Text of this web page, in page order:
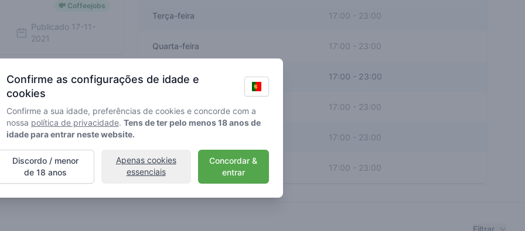
💸 Coffeejobs
Publicado 17-11-
2021
Terça-feira 17:00 23:00
Quarta-feira 17:00 - 23:00
Quinta-feira 17:00 - 23:00
Sexta-feira 17:00 - 23:00
17:00 23:00
Domingo 17:00 - 23:00
Filtrar
Confirme as configurações de idade e
cookies
Confirme a sua idade, preferências de cookies e concorde com a
nossa política de privacidade. Tens de ter pelo menos 18 anos de
idade para entrar neste website.
Concordar &
entrar
Apenas cookies
essenciais
Discordo / menor
de 18 anos